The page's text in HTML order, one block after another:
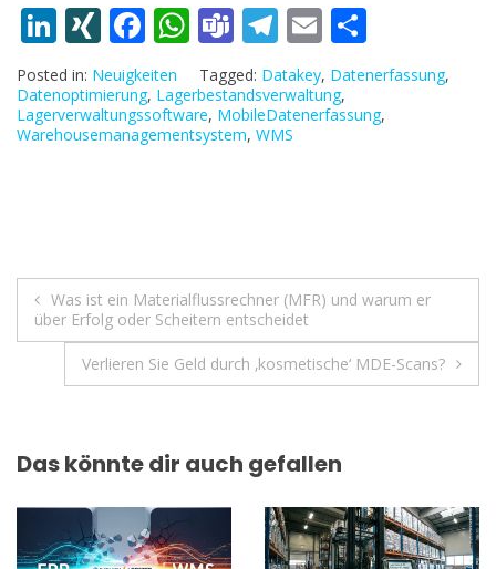
Li
n
k
e
XI
N
G
F
ac
e
b
W
h
at
s
T
e
a
m
T
el
e
gr
E
m
ai
l
ei
le
n
Posted in: Neuigkeiten Tagged: Datakey, Datenerfassung,
Datenoptimierung, Lagerbestandsverwaltung,
Lagerverwaltungssoftware, MobileDatenerfassung,
Warehousemanagementsystem, WMS
Beitragsnavigation
Was ist ein Materialflussrechner (MFR) und warum er
über Erfolg oder Scheitern entscheidet
Verlieren Sie Geld durch ‚kosmetische‘ MDE-Scans?
Das könnte dir auch gefallen